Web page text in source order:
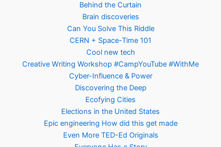
Behind the Curtain
Brain discoveries
Can You Solve This Riddle
CERN + Space-Time 101
Cool new tech
Creative Writing Workshop #CampYouTube #WithMe
Cyber-Influence & Power
Discovering the Deep
Ecofying Cities
Elections in the United States
Epic engineering How did this get made
Even More TED-Ed Originals